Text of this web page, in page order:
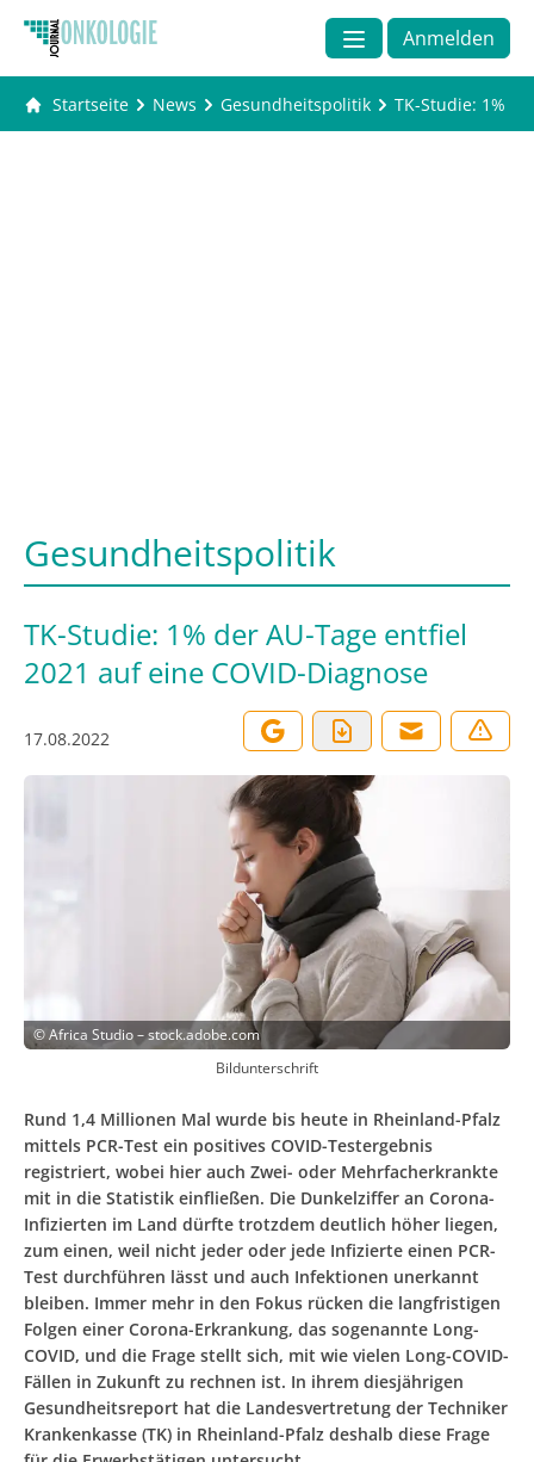
Anmelden
Startseite News Gesundheitspolitik TK-Studie: 1%
Gesundheitspolitik
TK-Studie: 1% der AU-Tage entfiel
2021 auf eine COVID-Diagnose
17.08.2022
©Africa Studio – stock.adobe.com
Bildunterschrift
Rund 1,4 Millionen Mal wurde bis heute in Rheinland-Pfalz
mittels PCR-Test ein positives COVID-Testergebnis
registriert, wobei hier auch Zwei- oder Mehrfacherkrankte
mit in die Statistik einfließen. Die Dunkelziffer an Corona-
Infizierten im Land dürfte trotzdem deutlich höher liegen,
zum einen, weil nicht jeder oder jede Infizierte einen PCR-
Test durchführen lässt und auch Infektionen unerkannt
bleiben. Immer mehr in den Fokus rücken die langfristigen
Folgen einer Corona-Erkrankung, das sogenannte Long-
COVID, und die Frage stellt sich, mit wie vielen Long-COVID-
Fällen in Zukunft zu rechnen ist. In ihrem diesjährigen
Gesundheitsreport hat die Landesvertretung der Techniker
Krankenkasse (TK) in Rheinland-Pfalz deshalb diese Frage